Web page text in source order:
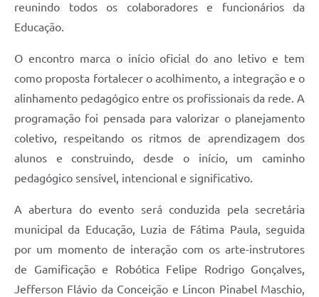
reunindo todos os colaboradores e funcionários da
Educação.
O encontro marca o início oficial do ano letivo e tem
como proposta fortalecer o acolhimento, a integração e o
alinhamento pedagógico entre os profissionais da rede. A
programação foi pensada para valorizar o planejamento
coletivo, respeitando os ritmos de aprendizagem dos
alunos e construindo, desde o início, um caminho
pedagógico sensível, intencional e significativo.
A abertura do evento será conduzida pela secretária
municipal da Educação, Luzia de Fátima Paula, seguida
por um momento de interação com os arte-instrutores
de Gamificação e Robótica Felipe Rodrigo Gonçalves,
Jefferson Flávio da Conceição e Lincon Pinabel Maschio,